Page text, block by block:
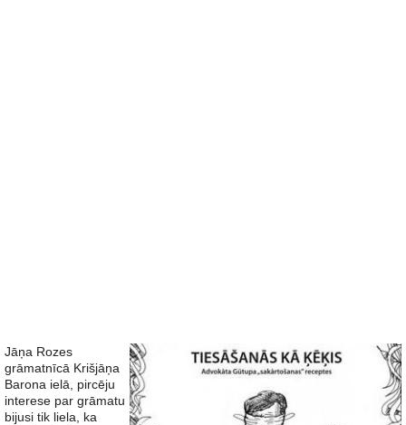
Jāņa Rozes
grāmatnīcā Krišjāņa
Barona ielā, pircēju
interese par grāmatu
bijusi tik liela, ka